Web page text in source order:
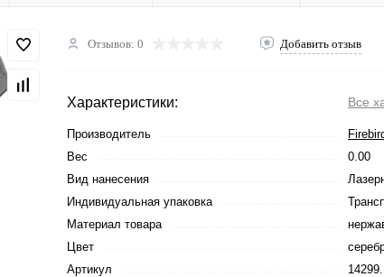
Отзывов: 0 Добавить отзыв
Характеристики: Все
Производитель
Вес
0.00
Вид нанесения
Индивидуальная упаковка
Материал товара
Цвет
Артикул